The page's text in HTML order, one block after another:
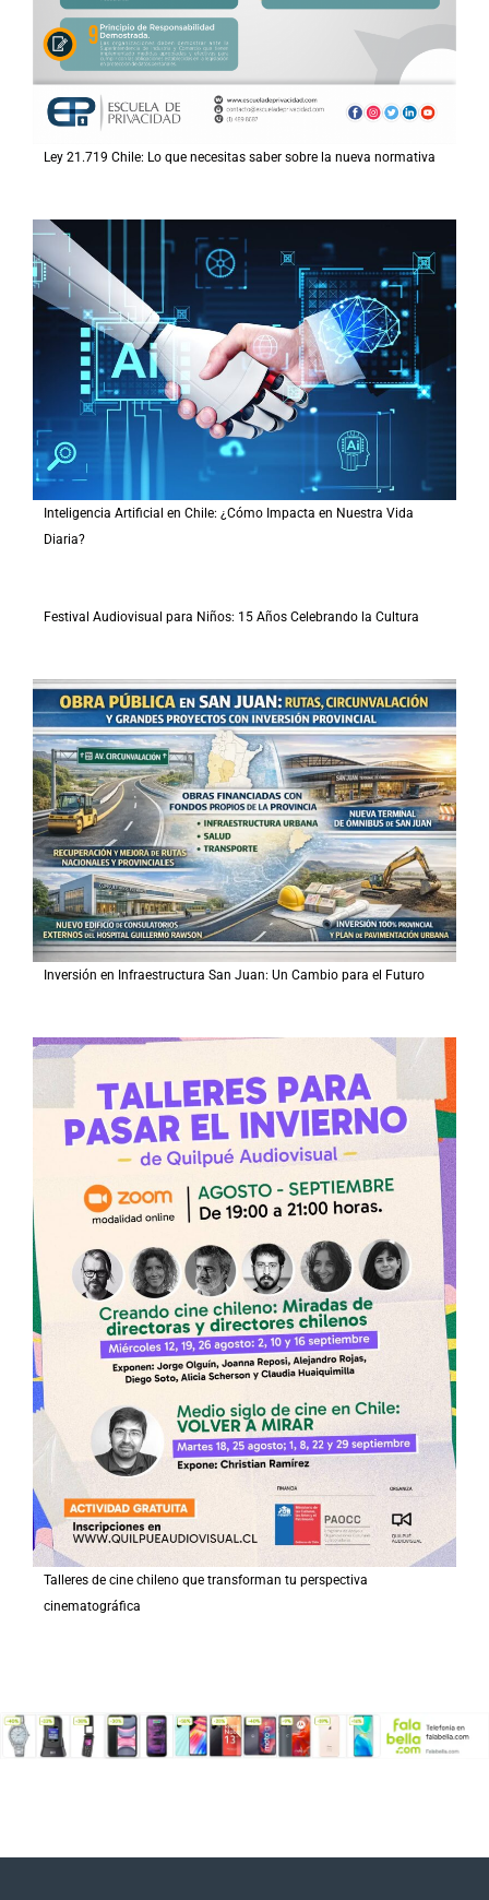
Ley 21.719 Chile: Lo que necesitas saber sobre la nueva normativa
Inteligencia Artificial en Chile: ¿Cómo Impacta en Nuestra Vida
Diaria?
Festival Audiovisual para Niños: 15 Años Celebrando la Cultura
Inversión en Infraestructura San Juan: Un Cambio para el Futuro
Talleres de cine chileno que transforman tu perspectiva
cinematográfica